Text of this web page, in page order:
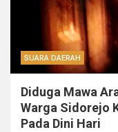
SUARA DAERAH
Diduga Mawa
Warga Sidorejo
Pada Dini Hari